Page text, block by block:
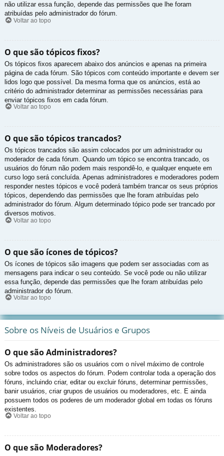
não utilizar essa função, depende das permissões que lhe foram
atribuídas pelo administrador do fórum.
Voltar ao topo
O que são tópicos fixos?
Os tópicos fixos aparecem abaixo dos anúncios e apenas na primeira
página de cada fórum. São tópicos com conteúdo importante e devem ser
lidos logo que possível. Da mesma forma que os anúncios, está ao
critério do administrador determinar as permissões necessárias para
enviar tópicos fixos em cada fórum.
Voltar ao topo
O que são tópicos trancados?
Os tópicos trancados são assim colocados por um administrador ou
moderador de cada fórum. Quando um tópico se encontra trancado, os
usuários do fórum não podem mais respondê-lo, e qualquer enquete em
curso logo será concluída. Apenas administradores e moderadores podem
responder nestes tópicos e você poderá também trancar os seus próprios
tópicos, dependendo das permissões que lhe foram atribuídas pelo
administrador do fórum. Algum determinado tópico pode ser trancado por
diversos motivos.
Voltar ao topo
O que são ícones de tópicos?
Os ícones de tópicos são imagens que podem ser associadas com as
mensagens para indicar o seu conteúdo. Se você pode ou não utilizar
essa função, depende das permissões que lhe foram atribuídas pelo
administrador do fórum.
Voltar ao topo
Sobre os Níveis de Usuários e Grupos
O que são Administradores?
Os administradores são os usuários com o nível máximo de controle
sobre todos os aspectos do fórum. Podem controlar toda a operação dos
fóruns, incluindo criar, editar ou excluir fóruns, determinar permissões,
banir usuários, criar grupos de usuários ou moderadores, etc. E ainda
possuem todos os poderes de um moderador global em todas os fóruns
existentes.
Voltar ao topo
O que são Moderadores?